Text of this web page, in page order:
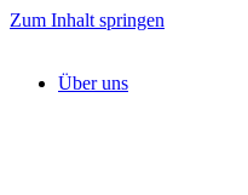
Zum Inhalt springen
Über uns